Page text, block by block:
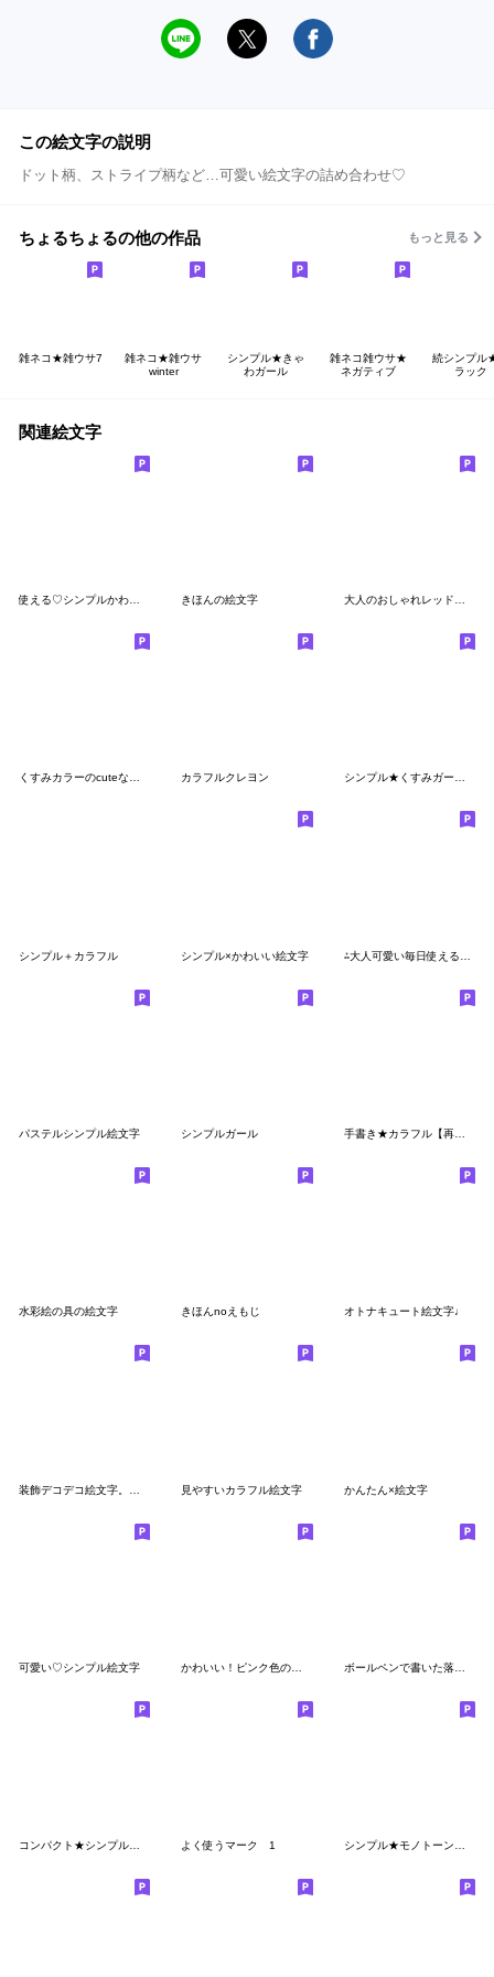
この絵文字の説明
ドット柄、ストライプ柄など…可愛い絵文字の詰め合わせ♡
ちょるちょるの他の作品 もっと見る
雑ネコ★雑ウサ7
雑ネコ★雑ウサ
winter
シンプル★きゃ
わガール
雑ネコ雑ウサ★
ネガティブ
続シンプル
ラック
関連絵文字
きほんの絵文字
くすみカラーのcuteな絵文字2 カラフルクレヨン シンプル★くすみガーリー
シンプル＋カラフル シンプル×かわいい絵文字
パステルシンプル絵文字 シンプルガール 手書き★カラフル【再販】
水彩絵の具の絵文字 きほんnoえもじ オトナキュート絵文字♩
見やすいカラフル絵文字 かんたん×絵文字
可愛い♡シンプル絵文字 ボールペンで書いた落書き絵文字
コンパクト★シンプル【再販】 よく使うマーク 1 シンプル★モノトーン【再販】